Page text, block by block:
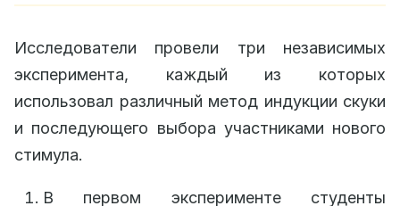
Исследователи провели три независимых
эксперимента, каждый из которых
использовал различный метод индукции скуки
и последующего выбора участниками нового
стимула.
В первом эксперименте студенты